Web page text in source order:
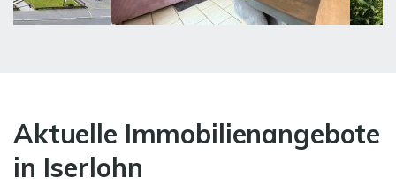
Aktuelle Immobilienangebote
in Iserlohn